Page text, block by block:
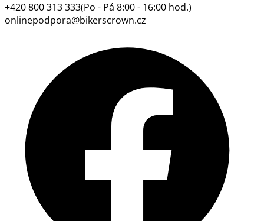
+420 800 313 333(Po - Pá 8:00 - 16:00 hod.)
onlinepodpora@bikerscrown.cz